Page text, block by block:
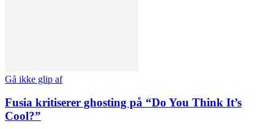
Gå ikke glip af
Fusia kritiserer ghosting på “Do You Think It’s
Cool?”